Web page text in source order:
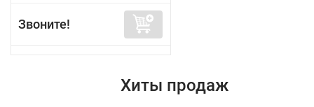
Звоните!
Хиты продаж